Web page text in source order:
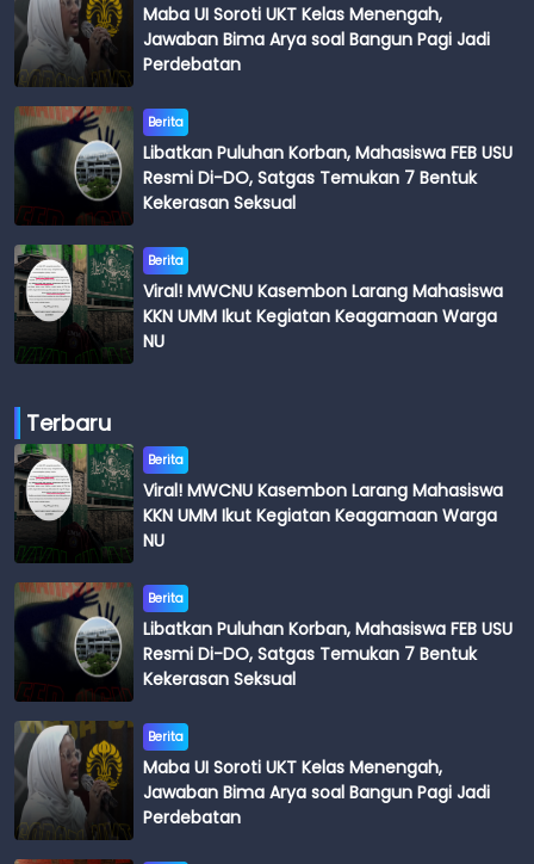
Maba UI Soroti UKT Kelas Menengah,
Jawaban Bima Arya soal Bangun Pagi Jadi
Perdebatan
Berita
Libatkan Puluhan Korban, Mahasiswa FEB USU
Resmi Di-DO, Satgas Temukan 7 Bentuk
Kekerasan Seksual
Berita
Viral! MWCNU Kasembon Larang Mahasiswa
KKN UMM Ikut Kegiatan Keagamaan Warga
NU
Terbaru
Berita
Viral! MWCNU Kasembon Larang Mahasiswa
KKN UMM Ikut Kegiatan Keagamaan Warga
NU
Berita
Libatkan Puluhan Korban, Mahasiswa FEB USU
Resmi Di-DO, Satgas Temukan 7 Bentuk
Kekerasan Seksual
Berita
Maba UI Soroti UKT Kelas Menengah,
Jawaban Bima Arya soal Bangun Pagi Jadi
Perdebatan